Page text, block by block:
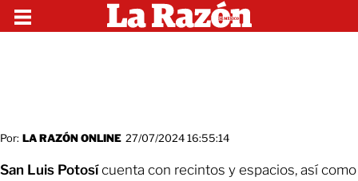
Por: LA RAZÓN ONLINE 27/07/2024 16:55:14
San Luis Potosícuenta con recintos y espacios, así como